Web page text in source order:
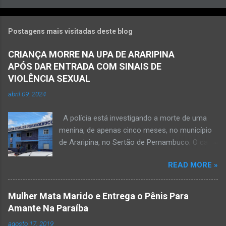
Postagens mais visitadas deste blog
CRIANÇA MORRE NA UPA DE ARARIPINA
APÓS DAR ENTRADA COM SINAIS DE
VIOLÊNCIA SEXUAL
abril 09, 2024
A polícia está investigando a morte de uma
menina, de apenas cinco meses, no município
de Araripina, no Sertão de Pernambuco. O caso
morte a esclarecer”. A PM diz que, na segunda-
feira (8), foi acionada para verificar uma
possível ocorrência de estupro de vulnerável,
na UPA da cidade, mas ao chegar ao local a
READ MORE »
Mulher Mata Marido e Entrega o Pênis Para
Amante Na Paraíba
agosto 17, 2019